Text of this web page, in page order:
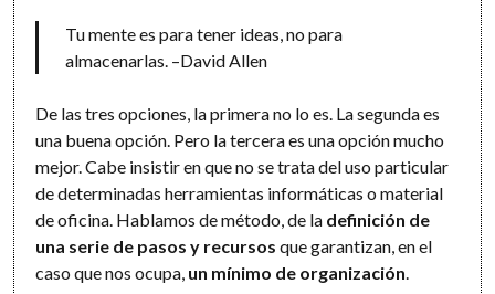
Tu mente es para tener ideas, no para
almacenarlas. –David Allen
De las tres opciones, la primera no lo es. La segunda es
una buena opción. Pero la tercera es una opción mucho
mejor. Cabe insistir en que no se trata del uso particular
de determinadas herramientas informáticas o material
de oficina. Hablamos de método, de la definición de
una serie de pasos y recursos que garantizan, en el
caso que nos ocupa, un mínimo de organización.